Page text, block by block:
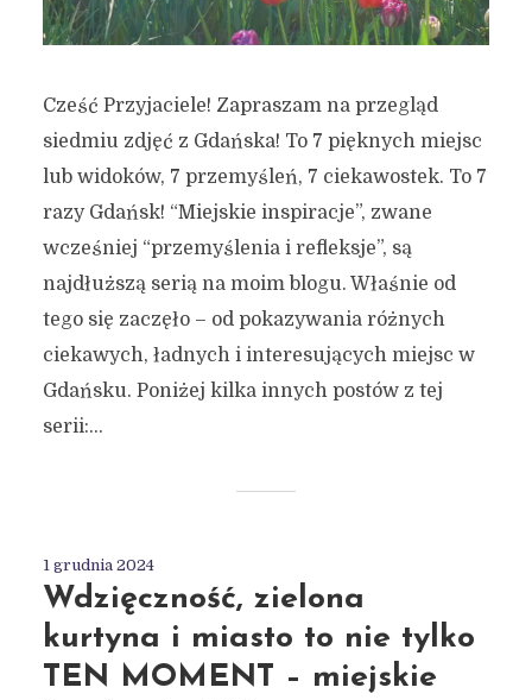
Cześć Przyjaciele! Zapraszam na przegląd
siedmiu zdjęć z Gdańska! To 7 pięknych miejsc
lub widoków, 7 przemyśleń, 7 ciekawostek. To 7
razy Gdańsk! “Miejskie inspiracje”, zwane
wcześniej “przemyślenia i refleksje”, są
najdłuższą serią na moim blogu. Właśnie od
tego się zaczęło – od pokazywania różnych
ciekawych, ładnych i interesujących miejsc w
Gdańsku. Poniżej kilka innych postów z tej
serii:...
1 grudnia 2024
Wdzięczność, zielona
kurtyna i miasto to nie tylko
TEN MOMENT – miejskie